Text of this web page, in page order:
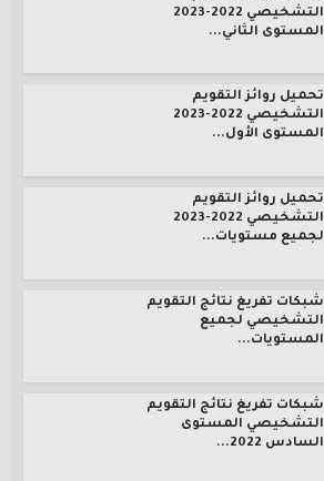
التشخيصي 2022-2023
المستوى الثاني...
تحميل روائز التقويم
التشخيصي 2022-2023
المستوى الأول...
تحميل روائز التقويم
التشخيصي 2022-2023
لجميع مستويات...
شبكات تفريغ نتائج التقويم
التشخيصي لجميع
المستويات...
شبكات تفريغ نتائج التقويم
التشخيصي المستوى
السادس 2022...